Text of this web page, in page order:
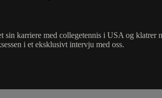
karriere med collegetennis i USA og klatrer
i et eksklusivt intervju med oss.